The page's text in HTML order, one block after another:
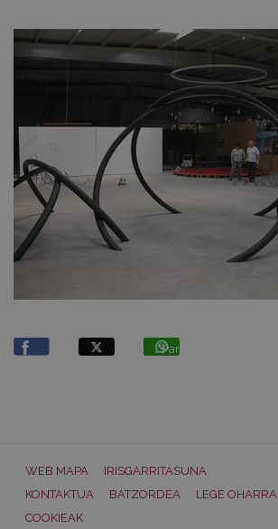
Partekatu
WEB MAPA
IRISGARRITASUNA
KONTAKTUA
BATZORDEA
LEGE OHARRA
COOKIEAK